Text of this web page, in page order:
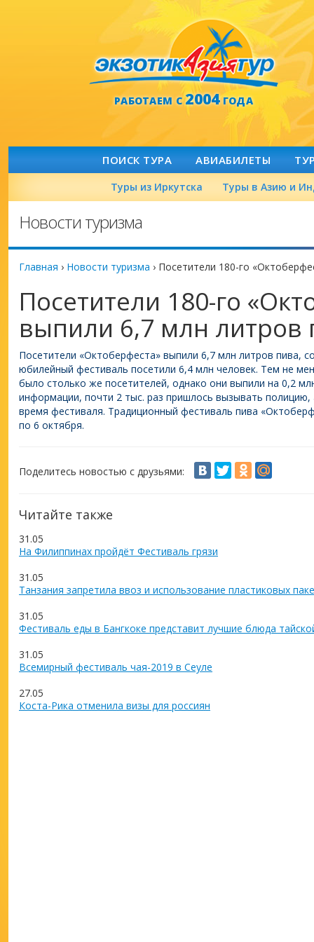
РАБОТАЕМ С2004ГОДА
ПОИСК ТУРА АВИАБИЛЕТЫ
Туры из Иркутска Туры в Азию и
Новости туризма
Главная › Новости туризма › Посетители 180-го
Посетители 180-го
выпили 6,7 млн литров
Посетители «Октоберфеста» выпили 6,7 млн литров
юбилейный фестиваль посетили 6,4 млн человек. Тем не
было столько же посетителей, однако они выпили на 0,2
информации, почти 2 тыс. раз пришлось вызывать
время фестиваля. Традиционный фестиваль пива
по 6 октября.
Поделитесь новостью с друзьями:
Читайте также
31.05
На Филиппинах пройдёт Фестиваль грязи
31.05
Танзания запретила ввоз и использование пластиковых
31.05
Фестиваль еды в Бангкоке представит лучшие блюда
31.05
Всемирный фестиваль чая-2019 в Сеуле
27.05
Коста-Рика отменила визы для россиян